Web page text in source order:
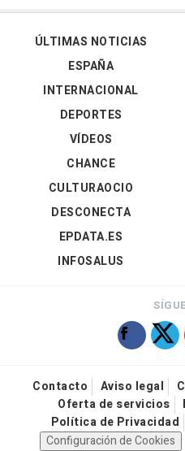
ÚLTIMAS NOTICIAS
ESPAÑA
INTERNACIONAL
DEPORTES
VÍDEOS
CHANCE
CULTURAOCIO
DESCONECTA
EPDATA.ES
INFOSALUS
Contacto Aviso legal
Oferta de servicios
Política de Privacidad
Configuración de Cookies